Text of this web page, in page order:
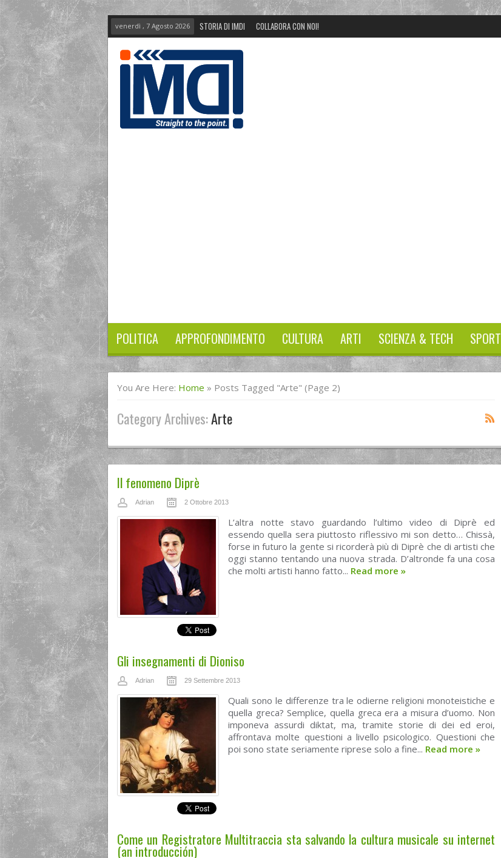
venerdì , 7 Agosto 2026 STORIA DI IMDI COLLABORA CON NOI!
POLITICA APPROFONDIMENTO CULTURA ARTI SCIENZA & TECH SPORT
You Are Here: Home » Posts Tagged "arte" (Page 2)
Category Archives:Arte
Il fenomeno Diprè
Adrian 2 Ottobre 2013
L’altra notte stavo guardando l’ultimo video di Diprè ed
essendo quella sera piuttosto riflessivo mi son detto… Chissà,
forse in futuro la gente si ricorderà più di Diprè che di artisti che
oggi stanno tentando una nuova strada. D’altronde fa una cosa
che molti artisti hanno fatto... Read more »
Gli insegnamenti di Dioniso
Adrian 29 Settembre 2013
Quali sono le differenze tra le odierne religioni monoteistiche e
quella greca? Semplice, quella greca era a misura d’uomo. Non
imponeva assurdi diktat, ma, tramite storie di dei ed eroi,
affrontava molte questioni a livello psicologico. Questioni che
poi sono state seriamente riprese solo a fine... Read more »
Come un Registratore Multitraccia sta salvando la cultura musicale su internet
(an introducción)